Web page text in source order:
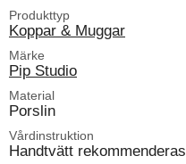
Produkttyp
Koppar & Muggar
Märke
Pip Studio
Material
Porslin
Vårdinstruktion
Handtvätt rekommenderas